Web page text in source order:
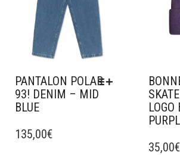
PANTALON POLAR
93! DENIM – MID
BLUE
PRODUIT
135,00€
LOGO
35,00€